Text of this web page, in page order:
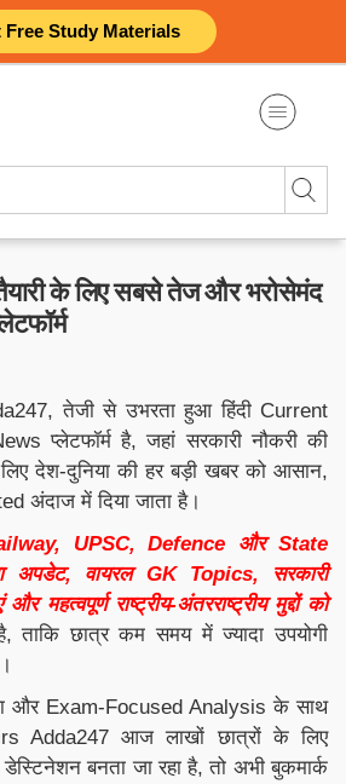
Free Study Materials
के लिए सबसे तेज और भरोसेमंद
तेजी से उभरता हुआ हिंदी Current
प्लेटफॉर्म है, जहां सरकारी नौकरी की
देश-दुनिया की हर बड़ी खबर को आसान,
अंदाज में दिया जाता है।
UPSC, Defence और State
वायरल GK Topics, सरकारी
महत्वपूर्ण राष्ट्रीय-अंतरराष्ट्रीय मुद्दों को
ताकि छात्र कम समय में ज्यादा उपयोगी
और Exam-Focused Analysis के साथ
Adda247 आज लाखों छात्रों के लिए
बनता जा रहा है, तो अभी बुकमार्क